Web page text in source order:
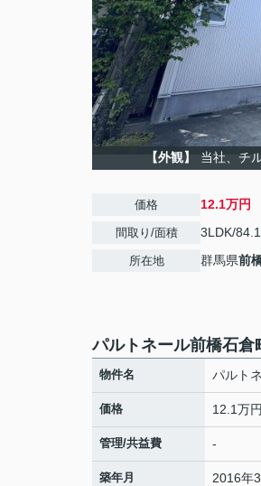
【外観】 当社、チ
価格 12.1万円
間取り/面積 3LDK/
所在地 群馬県前
パルトネール前橋石倉
物件名 パルト
価格 12.1万円
管理/共益費 -
築年月 2016年